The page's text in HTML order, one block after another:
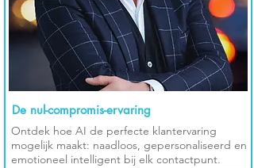
De nul-compromis-ervaring
Ontdek hoe AI de perfecte klantervaring
mogelijk maakt: naadloos, gepersonaliseerd en
emotioneel intelligent bij elk contactpunt.